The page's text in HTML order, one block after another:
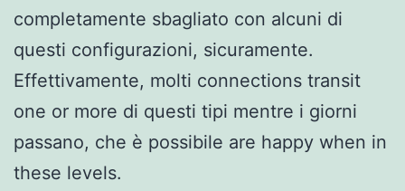
completamente sbagliato con alcuni di
questi configurazioni, sicuramente.
Effettivamente, molti connections transit
one or more di questi tipi mentre i giorni
passano, che è possibile are happy when in
these levels.